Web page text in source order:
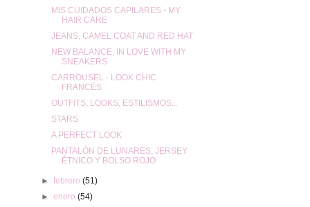
MIS CUIDADOS CAPILARES - MY
HAIR CARE
JEANS, CAMEL COAT AND RED HAT
NEW BALANCE, IN LOVE WITH MY
SNEAKERS
CARROUSEL - LOOK CHIC
FRANCÉS
OUTFITS, LOOKS, ESTILISMOS...
STARS
A PERFECT LOOK
PANTALÓN DE LUNARES, JERSEY
ÉTNICO Y BOLSO ROJO
► febrero (51)
► enero (54)